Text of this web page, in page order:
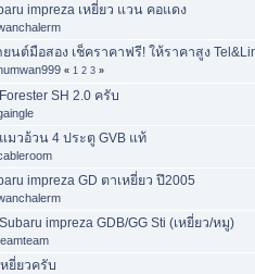
impreza เหยี่ยว แวน คอแดง
นต์มือสอง เช็คราคาฟรี! ให้ราคาสูง
« 1 2 3 »
SH 2.0 ครับ
มวอ้วน 4 ประตู GVB แท้
impreza GD ตาเหยี่ยว ปึ2005
impreza GDB/GG Sti (เหยี่ยว/หมู)
ยี่ยวครับ